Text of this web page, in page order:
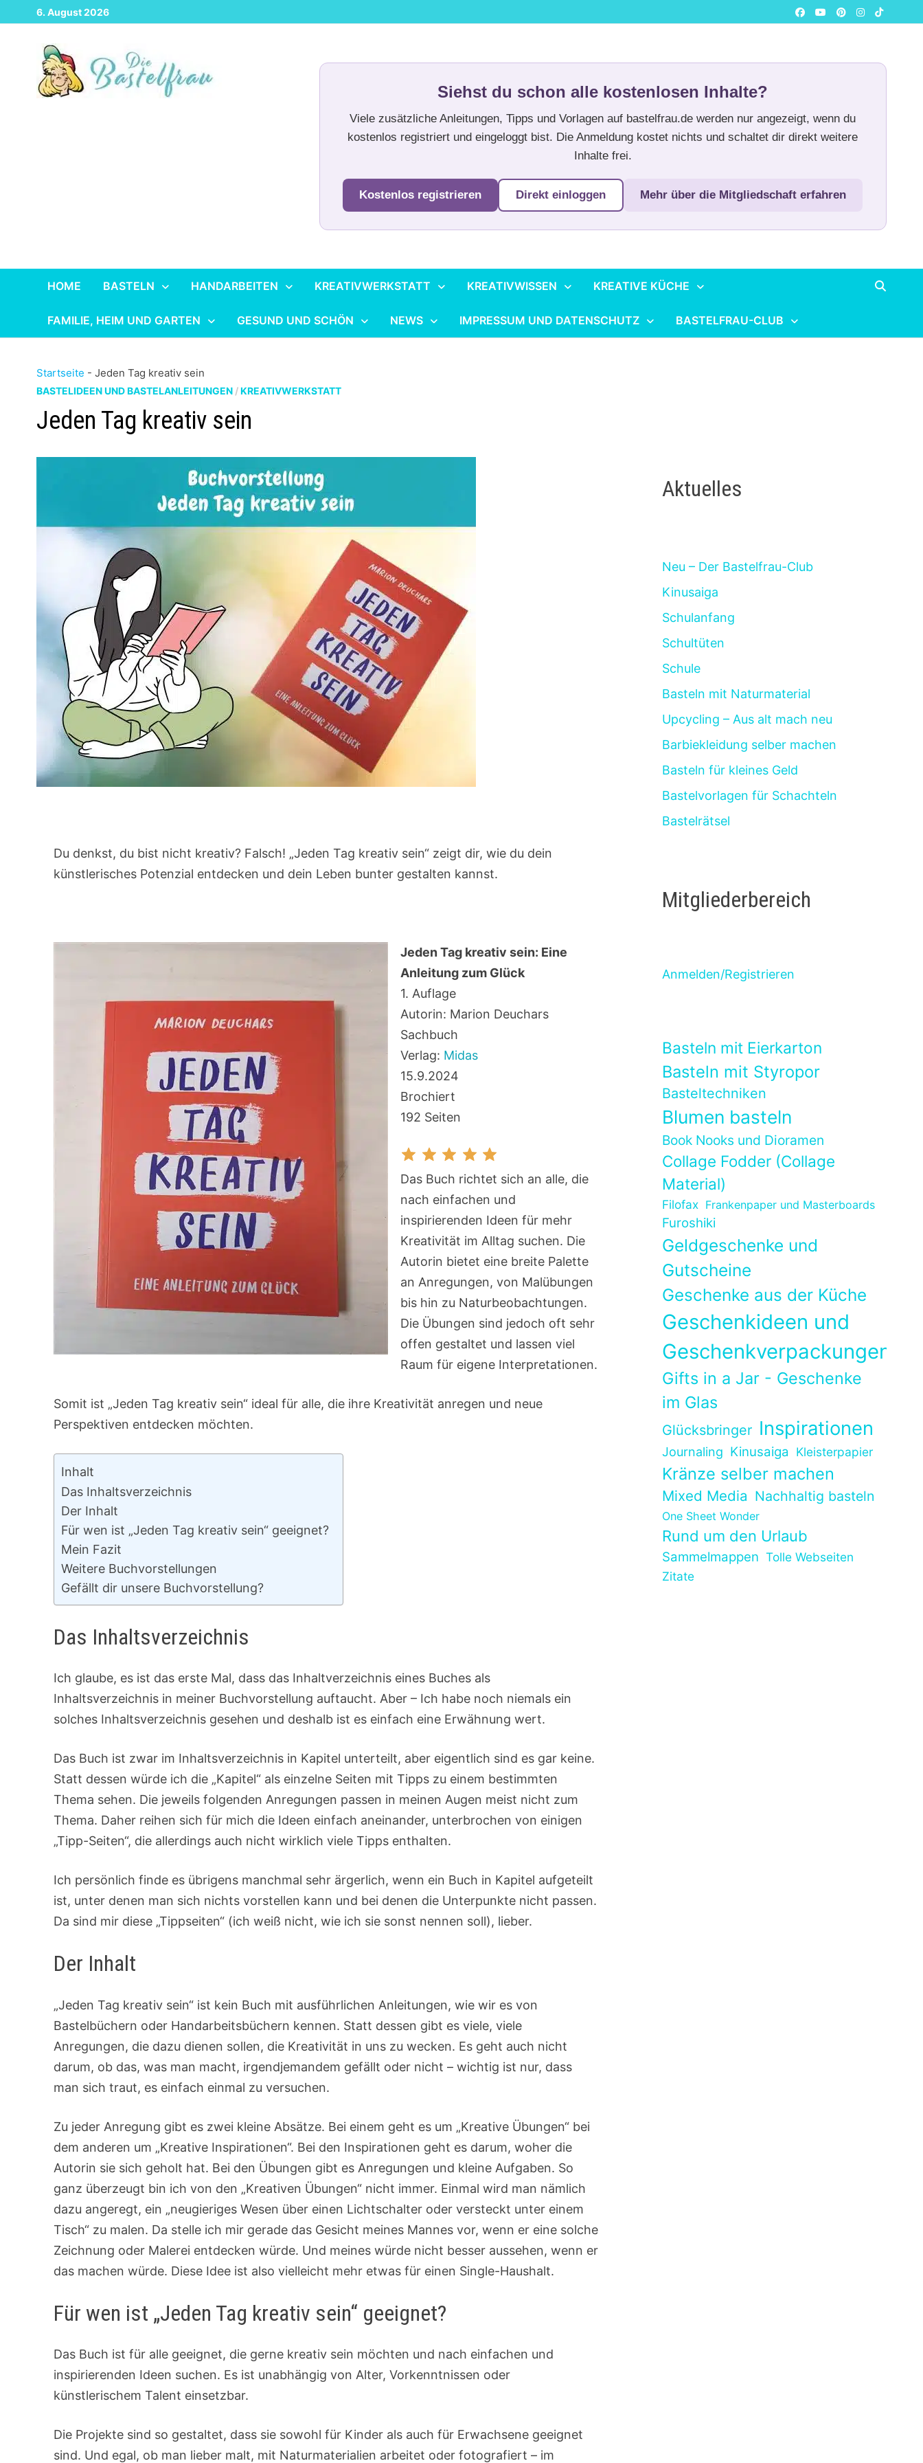
Zurück
zum
6. August 2026
Siehst du schon alle kostenlosen Inhalte?
Viele zusätzliche Anleitungen, Tipps und Vorlagen auf bastelfrau.de werden nur angezeigt, wenn du
kostenlos registriert und eingeloggt bist. Die Anmeldung kostet nichts und schaltet dir direkt weitere
Inhalte frei.
Kostenlos registrieren Direkt einloggen Mehr über die Mitgliedschaft erfahren
HOME BASTELN HANDARBEITEN KREATIVWERKSTATT KREATIVWISSEN KREATIVE KÜCHE
FAMILIE, HEIM UND GARTEN GESUND UND SCHÖN NEWS IMPRESSUM UND DATENSCHUTZ BASTELFRAU-CLUB
Startseite -Jeden Tag kreativ sein
BASTELIDEEN UND BASTELANLEITUNGEN /KREATIVWERKSTATT
Jeden Tag kreativ sein
Du denkst, du bist nicht kreativ? Falsch! „Jeden Tag kreativ sein“ zeigt dir, wie du dein
künstlerisches Potenzial entdecken und dein Leben bunter gestalten kannst.
Jeden Tag kreativ sein: Eine
Anleitung zum Glück
1. Auflage
Autorin: Marion Deuchars
Sachbuch
Verlag: Midas
15.9.2024
Brochiert
192 Seiten
Das Buch richtet sich an alle, die
nach einfachen und
inspirierenden Ideen für mehr
Kreativität im Alltag suchen. Die
Autorin bietet eine breite Palette
an Anregungen, von Malübungen
bis hin zu Naturbeobachtungen.
Die Übungen sind jedoch oft sehr
offen gestaltet und lassen viel
Raum für eigene Interpretationen.
Somit ist „Jeden Tag kreativ sein“ ideal für alle, die ihre Kreativität anregen und neue
Perspektiven entdecken möchten.
Inhalt
Das Inhaltsverzeichnis
Der Inhalt
Für wen ist „Jeden Tag kreativ sein“ geeignet?
Mein Fazit
Weitere Buchvorstellungen
Gefällt dir unsere Buchvorstellung?
Das Inhaltsverzeichnis
Ich glaube, es ist das erste Mal, dass das Inhaltverzeichnis eines Buches als
Inhaltsverzeichnis in meiner Buchvorstellung auftaucht. Aber – Ich habe noch niemals ein
solches Inhaltsverzeichnis gesehen und deshalb ist es einfach eine Erwähnung wert.
Das Buch ist zwar im Inhaltsverzeichnis in Kapitel unterteilt, aber eigentlich sind es gar keine.
Statt dessen würde ich die „Kapitel“ als einzelne Seiten mit Tipps zu einem bestimmten
Thema sehen. Die jeweils folgenden Anregungen passen in meinen Augen meist nicht zum
Thema. Daher reihen sich für mich die Ideen einfach aneinander, unterbrochen von einigen
„Tipp-Seiten“, die allerdings auch nicht wirklich viele Tipps enthalten.
Ich persönlich finde es übrigens manchmal sehr ärgerlich, wenn ein Buch in Kapitel aufgeteilt
ist, unter denen man sich nichts vorstellen kann und bei denen die Unterpunkte nicht passen.
Da sind mir diese „Tippseiten“ (ich weiß nicht, wie ich sie sonst nennen soll), lieber.
Der Inhalt
„Jeden Tag kreativ sein“ ist kein Buch mit ausführlichen Anleitungen, wie wir es von
Bastelbüchern oder Handarbeitsbüchern kennen. Statt dessen gibt es viele, viele
Anregungen, die dazu dienen sollen, die Kreativität in uns zu wecken. Es geht auch nicht
darum, ob das, was man macht, irgendjemandem gefällt oder nicht – wichtig ist nur, dass
man sich traut, es einfach einmal zu versuchen.
Zu jeder Anregung gibt es zwei kleine Absätze. Bei einem geht es um „Kreative Übungen“ bei
dem anderen um „Kreative Inspirationen“. Bei den Inspirationen geht es darum, woher die
Autorin sie sich geholt hat. Bei den Übungen gibt es Anregungen und kleine Aufgaben. So
ganz überzeugt bin ich von den „Kreativen Übungen“ nicht immer. Einmal wird man nämlich
dazu angeregt, ein „neugieriges Wesen über einen Lichtschalter oder versteckt unter einem
Tisch“ zu malen. Da stelle ich mir gerade das Gesicht meines Mannes vor, wenn er eine solche
Zeichnung oder Malerei entdecken würde. Und meines würde nicht besser aussehen, wenn er
das machen würde. Diese Idee ist also vielleicht mehr etwas für einen Single-Haushalt.
Für wen ist „Jeden Tag kreativ sein“ geeignet?
Das Buch ist für alle geeignet, die gerne kreativ sein möchten und nach einfachen und
inspirierenden Ideen suchen. Es ist unabhängig von Alter, Vorkenntnissen oder
künstlerischem Talent einsetzbar.
Die Projekte sind so gestaltet, dass sie sowohl für Kinder als auch für Erwachsene geeignet
sind. Und egal, ob man lieber malt, mit Naturmaterialien arbeitet oder fotografiert – im
Aktuelles
Neu – Der Bastelfrau-Club
Kinusaiga
Schulanfang
Schultüten
Schule
Basteln mit Naturmaterial
Upcycling – Aus alt mach neu
Barbiekleidung selber machen
Basteln für kleines Geld
Bastelvorlagen für Schachteln
Bastelrätsel
Mitgliederbereich
Anmelden/Registrieren
Basteln mit Eierkarton
Basteln mit Styropor
Basteltechniken
Blumen basteln
Book Nooks und Dioramen
Collage Fodder (Collage
Material)
Filofax Frankenpaper und Masterboards
Furoshiki
Geldgeschenke und
Gutscheine
Geschenke aus der Küche
Geschenkideen und
Geschenkverpackungen
Gifts in a Jar - Geschenke
im Glas
Glücksbringer Inspirationen
Journaling Kinusaiga Kleisterpapier
Kränze selber machen
Mixed Media Nachhaltig basteln
One Sheet Wonder
Rund um den Urlaub
Sammelmappen Tolle Webseiten
Zitate